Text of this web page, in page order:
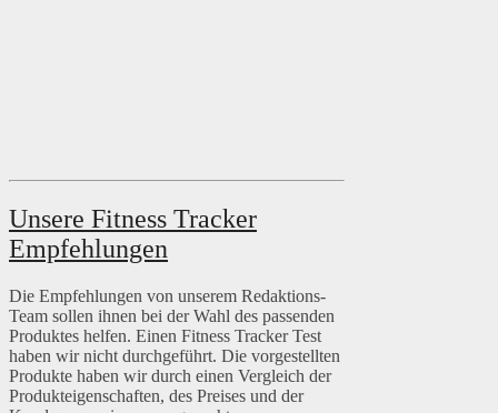
Unsere Fitness Tracker
Empfehlungen
Die Empfehlungen von unserem Redaktions-
Team sollen ihnen bei der Wahl des passenden
Produktes helfen. Einen Fitness Tracker Test
haben wir nicht durchgeführt. Die vorgestellten
Produkte haben wir durch einen Vergleich der
Produkteigenschaften, des Preises und der